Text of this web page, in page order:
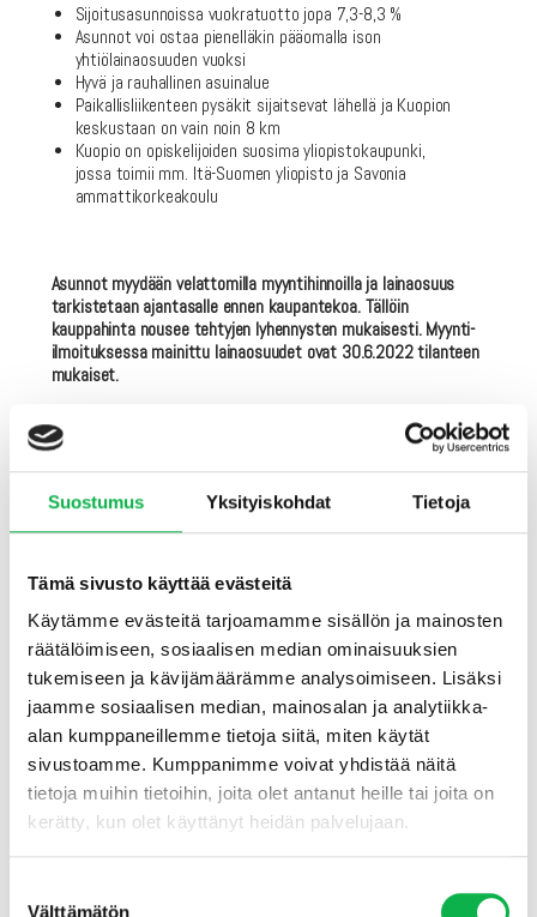
Suostumus Yksityiskohdat Tietoja
Tämä sivusto käyttää evästeitä
Käytämme evästeitä tarjoamamme sisällön ja mainosten
räätälöimiseen, sosiaalisen median ominaisuuksien
tukemiseen ja kävijämäärämme analysoimiseen. Lisäksi
jaamme sosiaalisen median, mainosalan ja analytiikka-
alan kumppaneillemme tietoja siitä, miten käytät
sivustoamme. Kumppanimme voivat yhdistää näitä
tietoja muihin tietoihin, joita olet antanut heille tai joita on
kerätty, kun olet käyttänyt heidän palvelujaan.
Välttämätön
Sijoitusasunnoissa vuokratuotto jopa 7,3-8,3 %
Asunnot voi ostaa pienelläkin pääomalla ison
yhtiölainaosuuden vuoksi
Hyvä ja rauhallinen asuinalue
Paikallisliikenteen pysäkit sijaitsevat lähellä ja Kuopion
keskustaan on vain noin 8 km
Kuopio on opiskelijoiden suosima yliopistokaupunki,
jossa toimii mm. Itä-Suomen yliopisto ja Savonia
ammattikorkeakoulu
Asunnot myydään velattomilla myyntihinnoilla ja lainaosuus
tarkistetaan ajantasalle ennen kaupantekoa. Tällöin
kauppahinta nousee tehtyjen lyhennysten mukaisesti. Myynti-
ilmoituksessa mainittu lainaosuudet ovat 30.6.2022 tilanteen
mukaiset.
Varaustaulukon kuntopisteiden selite: 3 = hyvä, 2 = tyydyttävä,
1 = välttävä.
Lisätietoja sijainnista ja
taloyhtiöistä
+ Taloyhtiö – As oy Kuopion Aittolammentie 17
+ Yhtiölaina ja rahoitusvastike
+ Kuopio asuntosijoittajan silmin